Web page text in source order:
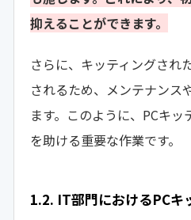
抑えることができます。
さらに、キッティングされ
されるため、メンテナンス
ます。このように、PCキ
を助ける重要な作業です。
1.2. IT部門におけるPCキ